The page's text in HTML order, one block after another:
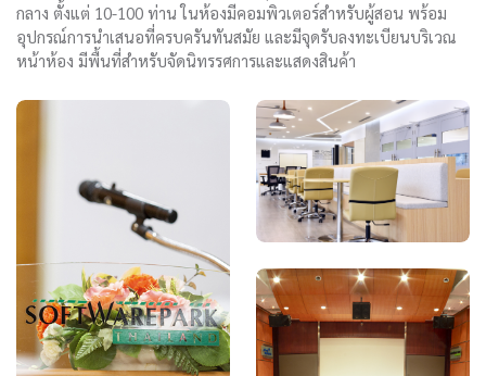
กลาง ตั้งแต่ 10-100 ท่าน ในห้องมีคอมพิวเตอร์สำหรับผู้สอน พร้อม
อุปกรณ์การนำเสนอที่ครบครันทันสมัย และมีจุดรับลงทะเบียนบริเวณ
หน้าห้อง มีพื้นที่สำหรับจัดนิทรรศการและแสดงสินค้า